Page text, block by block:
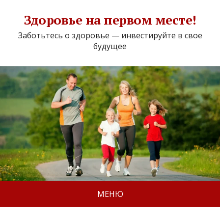
Здоровье на первом месте!
Заботьтесь о здоровье — инвестируйте в свое
будущее
МЕНЮ